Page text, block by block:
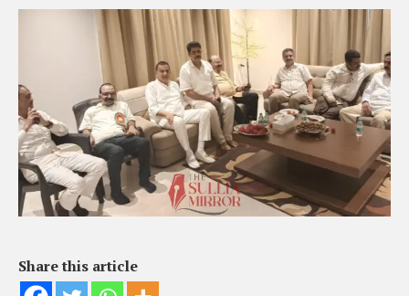
Share this article